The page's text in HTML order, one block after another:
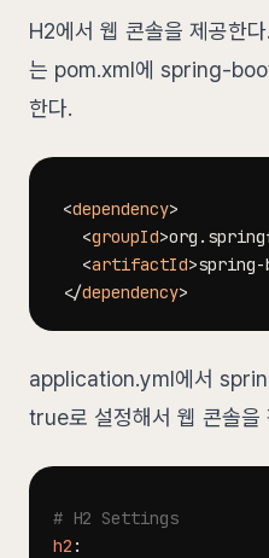
H2에서 웹 콘솔을 제공한
는 pom.xml에 spring-
한다.
<dependency>
<groupId>
<artifactId>spring-
</dependency>
application.yml에서
true로 설정해서 웹 콘솔을
# H2 Settings
h2 :